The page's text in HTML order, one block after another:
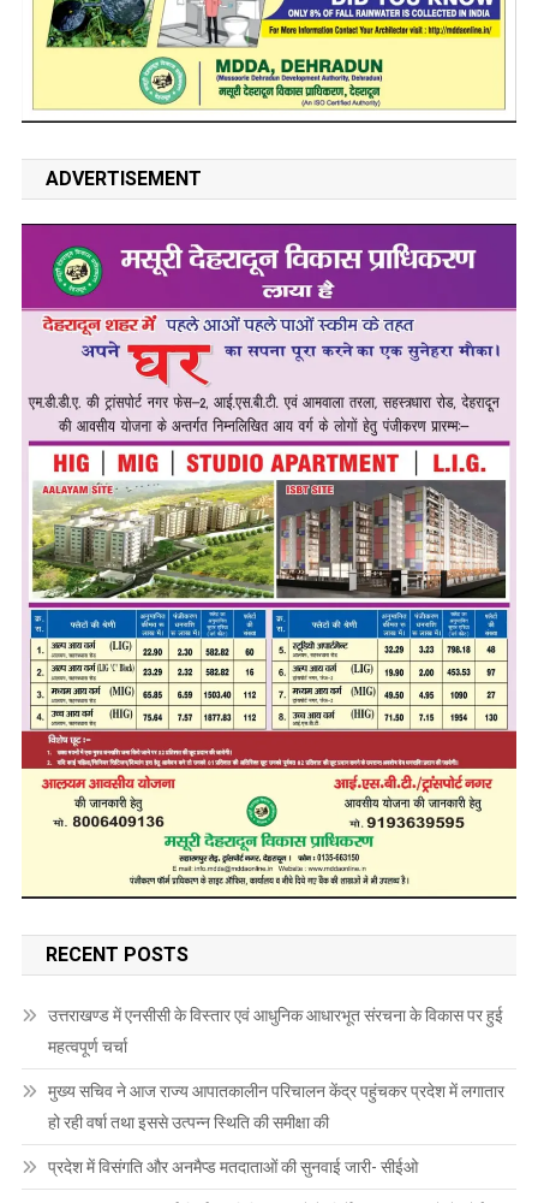
ADVERTISEMENT
RECENT POSTS
उत्तराखण्ड में एनसीसी के विस्तार एवं आधुनिक आधारभूत संरचना के विकास पर हुई
महत्वपूर्ण चर्चा
मुख्य सचिव ने आज राज्य आपातकालीन परिचालन केंद्र पहुंचकर प्रदेश में लगातार
हो रही वर्षा तथा इससे उत्पन्न स्थिति की समीक्षा की
प्रदेश में विसंगति और अनमैप्ड मतदाताओं की सुनवाई जारी- सीईओ